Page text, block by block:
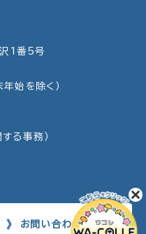
1番5号
始を除く）
る事務）
お問い合わせ